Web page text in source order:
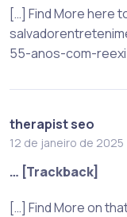
[…] Find More here
55-anos-com-
therapist seo
12 de janeiro de 2025
… [Trackback]
[…] Find More on